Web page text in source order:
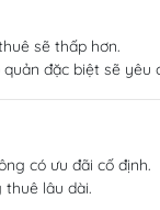
sẽ thấp hơn.
đặc biệt sẽ
có ưu đãi cố định.
lâu dài.